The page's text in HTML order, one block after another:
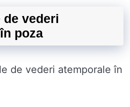
de vederi
poza
de vederi atemporale în